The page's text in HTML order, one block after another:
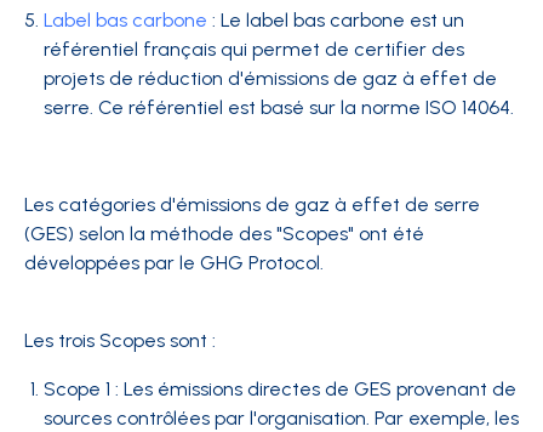
Label bas carbone : Le label bas carbone est un
référentiel français qui permet de certifier des
projets de réduction d'émissions de gaz à effet de
serre. Ce référentiel est basé sur la norme ISO 14064.
Les catégories d'émissions de gaz à effet de serre
(GES) selon la méthode des "Scopes" ont été
développées par le GHG Protocol.
Les trois Scopes sont :
Scope 1 : Les émissions directes de GES provenant de
sources contrôlées par l'organisation. Par exemple, les